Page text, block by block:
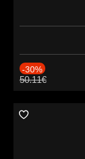
-30%
50.11€